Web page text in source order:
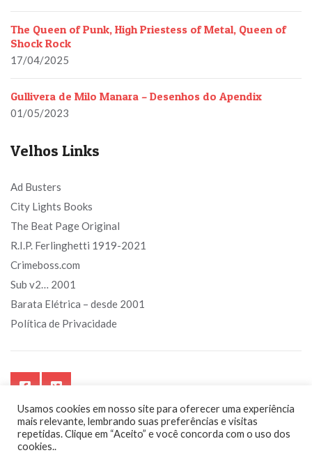
The Queen of Punk, High Priestess of Metal, Queen of
Shock Rock
17/04/2025
Gullivera de Milo Manara – Desenhos do Apendix
01/05/2023
Velhos Links
Ad Busters
City Lights Books
The Beat Page Original
R.I.P. Ferlinghetti 1919-2021
Crimeboss.com
Sub v2… 2001
Barata Elétrica – desde 2001
Política de Privacidade
Usamos cookies em nosso site para oferecer uma experiência
mais relevante, lembrando suas preferências e visitas
repetidas. Clique em “Aceito” e você concorda com o uso dos
cookies..